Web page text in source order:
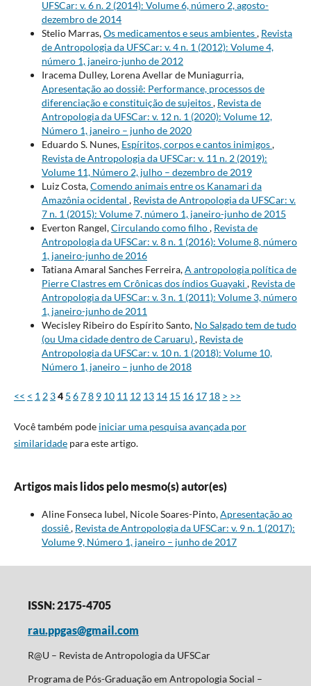
UFSCar: v. 6 n. 2 (2014): Volume 6, número 2, agosto-
dezembro de 2014
Stelio Marras,Os medicamentos e seus ambientes, Revista
de Antropologia da UFSCar: v. 4 n. 1 (2012): Volume 4,
número 1, janeiro-junho de 2012
Iracema Dulley, Lorena Avellar de Muniagurria,
Apresentação ao dossiê: Performance, processos de
diferenciação e constituição de sujeitos, Revista de
Antropologia da UFSCar: v. 12 n. 1 (2020): Volume 12,
Número 1, janeiro – junho de 2020
Eduardo S. Nunes, Espíritos, corpos e cantos inimigos,
Revista de Antropologia da UFSCar: v. 11 n. 2 (2019):
Volume 11, Número 2, julho – dezembro de 2019
Luiz Costa,Comendo animais entre os Kanamari da
Amazônia ocidental , Revista de Antropologia da UFSCar: v.
7 n. 1 (2015): Volume 7, número 1, janeiro-junho de 2015
Everton Rangel,Circulando como filho, Revista de
Antropologia da UFSCar: v. 8 n. 1 (2016): Volume 8, número
1, janeiro-junho de 2016
Tatiana Amaral Sanches Ferreira,A antropologia política de
Pierre Clastres em Crônicas dos índios Guayaki , Revista de
Antropologia da UFSCar: v. 3 n. 1 (2011): Volume 3, número
1, janeiro-junho de 2011
Wecisley Ribeiro do Espírito Santo, No Salgado tem de tudo
(ou Uma cidade dentro de Caruaru), Revista de
Antropologia da UFSCar: v. 10 n. 1 (2018): Volume 10,
Número 1, janeiro – junho de 2018
<< < 1 2 34 5 678 9 10 11 12 13 14 15 16 17 18 > >>
Você também pode iniciar uma pesquisa avançada por
similaridadepara este artigo.
Artigos mais lidos pelo mesmo(s) autor(es)
Aline Fonseca Iubel, Nicole Soares-Pinto,Apresentação ao
dossiê, Revista de Antropologia da UFSCar: v. 9 n. 1 (2017):
Volume 9, Número 1, janeiro – junho de 2017
ISSN: 2175-4705
rau.ppgas@gmail.com
R@U – Revista de Antropologia da UFSCar
Programa de Pós-Graduação em Antropologia Social –